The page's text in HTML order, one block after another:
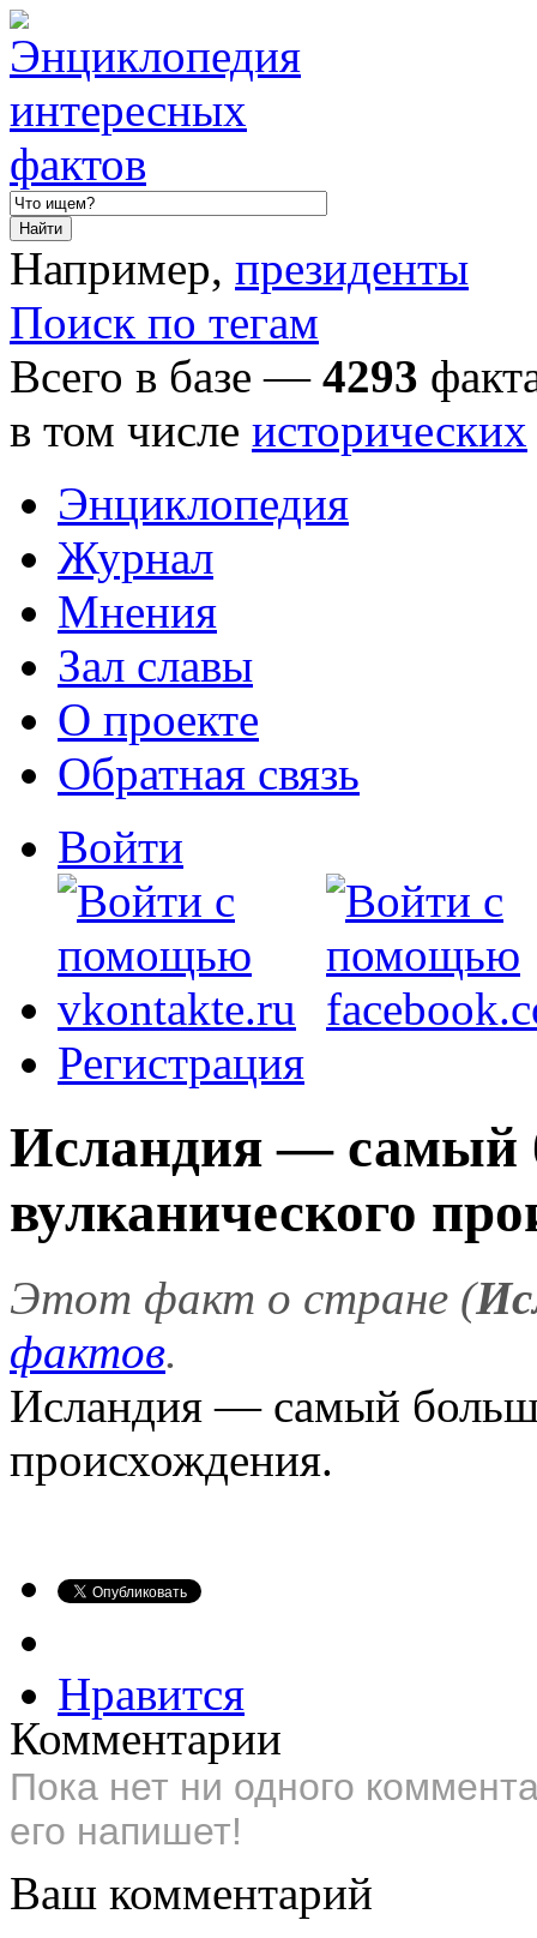
Например, президенты
Поиск по тегам
Всего в базе — 4293
в том числе исторических
Энциклопедия
Журнал
Мнения
Зал славы
О проекте
Обратная связь
Войти
Регистрация
Исландия — самый
вулканического
Этот факт о стране (
фактов.
Исландия — самый
происхождения.
Нравится
Комментарии
Пока нет ни одного
его напишет!
Ваш комментарий